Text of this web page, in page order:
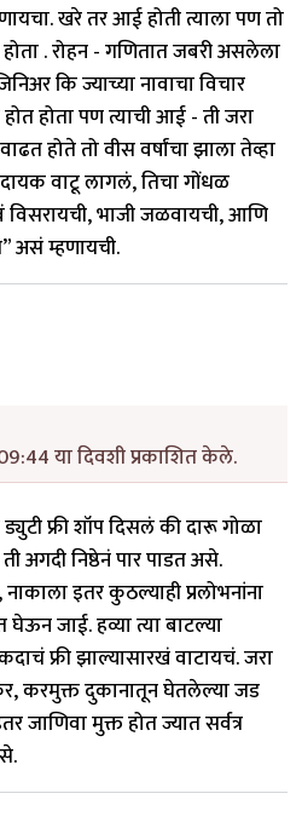
खरे तर आई होती त्याला पण तो
. रोहन - गणितात जबरी असलेला
कि ज्याच्या नावाचा विचार
होता पण त्याची आई - ती जरा
होते तो वीस वर्षांचा झाला तेव्हा
वाटू लागलं, तिचा गोंधळ
विसरायची, भाजी जळवायची, आणि
असं म्हणायची.
या दिवशी प्रकाशित केले.
फ्री शॉप दिसलं की दारू गोळा
अगदी निष्ठेनं पार पाडत असे.
इतर कुठल्याही प्रलोभनांना
जाई. हव्या त्या बाटल्या
फ्री झाल्यासारखं वाटायचं. जरा
करमुक्त दुकानातून घेतलेल्या जड
जाणिवा मुक्त होत ज्यात सर्वत्र